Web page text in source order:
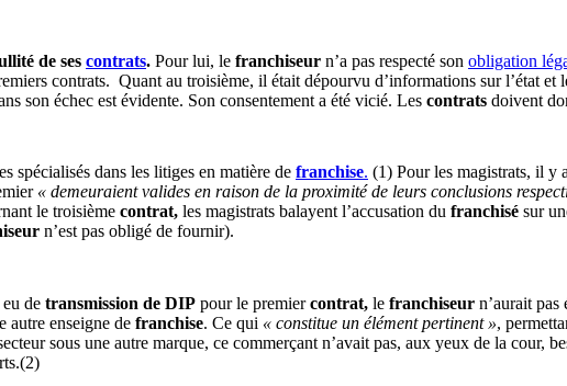
de ses contrats. Pour lui, le franchiseur n’a pas respecté son obligation
contrats. Quant au troisième, il était dépourvu d’informations sur l’état et
son échec est évidente. Son consentement a été vicié. Les contrats doivent
spécialisés dans les litiges en matière de franchise. (1) Pour les magistrats, il y
« demeuraient valides en raison de la proximité de leurs conclusions
le troisième contrat, les magistrats balayent l’accusation du franchisé sur
n’est pas obligé de fournir).
de transmission de DIP pour le premiercontrat, le franchiseur n’aurait
autre enseigne de franchise. Ce qui « constitue un élément pertinent »,
sous une autre marque, ce commerçant n’avait pas, aux yeux de la cour,